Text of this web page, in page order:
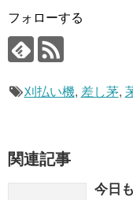
フォローする
刈払い機, 差し茅,
関連記事
今日